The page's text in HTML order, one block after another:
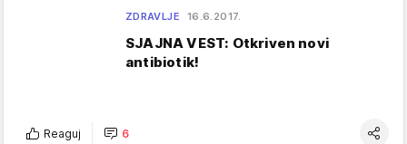
ZDRAVLJE 16.6.2017.
SJAJNA VEST: Otkriven novi
antibiotik!
Reaguj 6